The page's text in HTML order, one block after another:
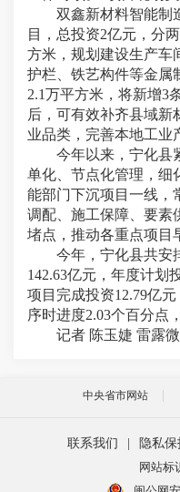
双鑫新材料智能制
目，总投资2亿元，分
方米，规划建设生产车
护栏、铁艺构件等金属
2.1万平方米，将新增3
后，可有效补齐县域新
业品类，完善本地工业
今年以来，宁化县
单化、节点化管理，细
能部门下沉项目一线，
调配、施工保障、要素
堵点，推动各重点项目
今年，宁化县共安排
142.63亿元，年度计划
项目完成投资12.79亿
序时进度2.03个百分点
记者 陈玉婕 雷露微
中央省市网站
联系我们 | 隐私保
网站标